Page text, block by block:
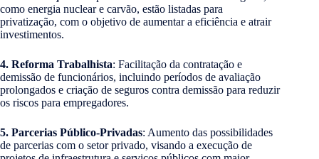
como energia nuclear e carvão, estão listadas para
privatização, com o objetivo de aumentar a eficiência e atrair
investimentos.
4. Reforma Trabalhista: Facilitação da contratação e
demissão de funcionários, incluindo períodos de avaliação
prolongados e criação de seguros contra demissão para reduzir
os riscos para empregadores.
5. Parcerias Público-Privadas: Aumento das possibilidades
de parcerias com o setor privado, visando a execução de